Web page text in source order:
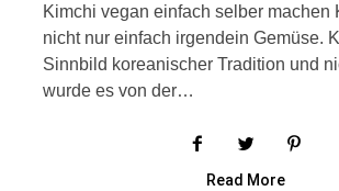
Kimchi vegan einfach selber machen
nicht nur einfach irgendein Gemüse.
Sinnbild koreanischer Tradition und
wurde es von der…
Read More